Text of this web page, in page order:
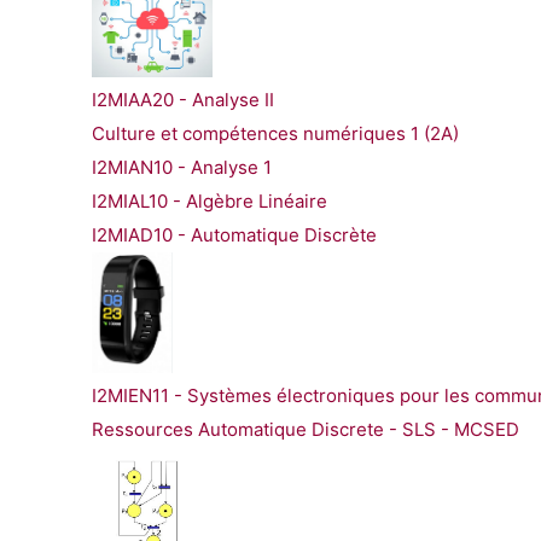
I2MIAA20 - Analyse II
Culture et compétences numériques 1 (2A)
I2MIAN10 - Analyse 1
I2MIAL10 - Algèbre Linéaire
I2MIAD10 - Automatique Discrète
I2MIEN11 - Systèmes électroniques pour les
Ressources Automatique Discrete - SLS - MCSED